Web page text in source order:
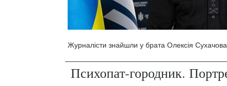
Журналісти знайшли у брата Олексія
Психопат-городник.